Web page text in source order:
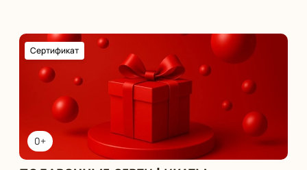
0+
Сертификат